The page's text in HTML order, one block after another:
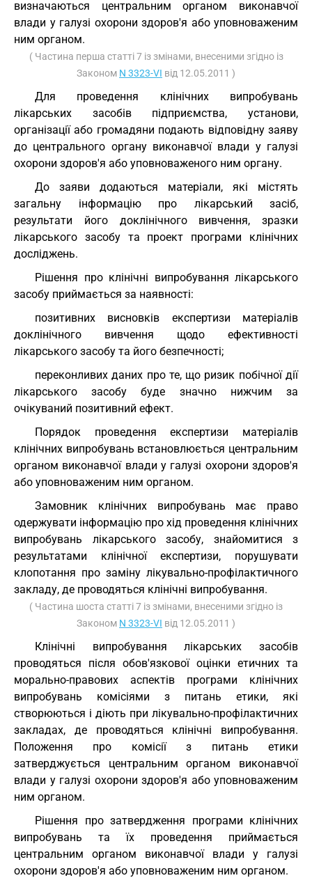
визначаються центральним органом виконавчої
влади у галузі охорони здоров'я або уповноваженим
ним органом.
( Частина перша статті 7 із змінами, внесеними згідно із
Законом N 3323-VI від 12.05.2011 )
Для проведення клінічних випробувань
лікарських засобів підприємства, установи,
організації або громадяни подають відповідну заяву
до центрального органу виконавчої влади у галузі
охорони здоров'я або уповноваженого ним органу.
До заяви додаються матеріали, які містять
загальну інформацію про лікарський засіб,
результати його доклінічного вивчення, зразки
лікарського засобу та проект програми клінічних
досліджень.
Рішення про клінічні випробування лікарського
засобу приймається за наявності:
позитивних висновків експертизи матеріалів
доклінічного вивчення щодо ефективності
лікарського засобу та його безпечності;
переконливих даних про те, що ризик побічної дії
лікарського засобу буде значно нижчим за
очікуваний позитивний ефект.
Порядок проведення експертизи матеріалів
клінічних випробувань встановлюється центральним
органом виконавчої влади у галузі охорони здоров'я
або уповноваженим ним органом.
Замовник клінічних випробувань має право
одержувати інформацію про хід проведення клінічних
випробувань лікарського засобу, знайомитися з
результатами клінічної експертизи, порушувати
клопотання про заміну лікувально-профілактичного
закладу, де проводяться клінічні випробування.
( Частина шоста статті 7 із змінами, внесеними згідно із
Законом N 3323-VI від 12.05.2011 )
Клінічні випробування лікарських засобів
проводяться після обов'язкової оцінки етичних та
морально-правових аспектів програми клінічних
випробувань комісіями з питань етики, які
створюються і діють при лікувально-профілактичних
закладах, де проводяться клінічні випробування.
Положення про комісії з питань етики
затверджується центральним органом виконавчої
влади у галузі охорони здоров'я або уповноваженим
ним органом.
Рішення про затвердження програми клінічних
випробувань та їх проведення приймається
центральним органом виконавчої влади у галузі
охорони здоров'я або уповноваженим ним органом.